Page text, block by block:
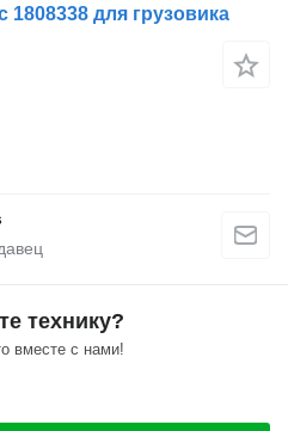
1808338 для грузовика
технику?
вместе с нами!